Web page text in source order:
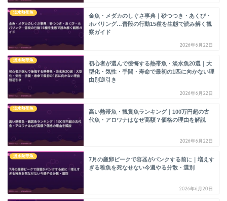
淡水熱帯魚
金魚・メダカのしぐさ事典｜砂つつき・あくび・
ホバリング…普段の行動15種を生態で読み解く観
察ガイド
2026年6月22日
淡水熱帯魚
初心者が選んで後悔する熱帯魚・淡水魚20選｜大
型化・気性・手間・寿命で最初の1匹に向かない理
由別逆引き
2026年6月22日
淡水熱帯魚
高い熱帯魚・観賞魚ランキング｜100万円超の古
代魚・アロワナはなぜ高額？価格の理由を解説
2026年6月22日
淡水熱帯魚
7月の産卵ピークで容器がパンクする前に｜増えす
ぎる稚魚を死なせない今週やる分散・選別
2026年6月20日